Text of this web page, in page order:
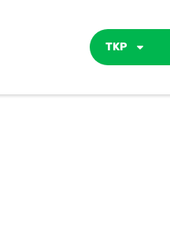
TKP